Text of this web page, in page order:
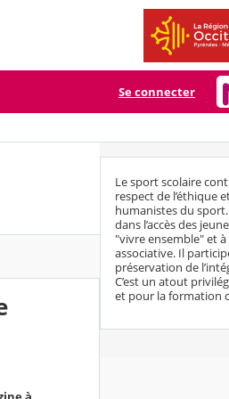
Se connecter
Le sport scolaire
respect de l’éthique
humanistes du
dans l’accès des
"vivre ensemble" et à
associative. Il
préservation de
C’est un atout
et pour la formation